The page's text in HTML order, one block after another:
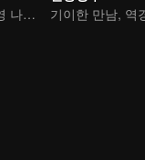
동해 3태자가 암영 나타를 죽음으로 내몰다